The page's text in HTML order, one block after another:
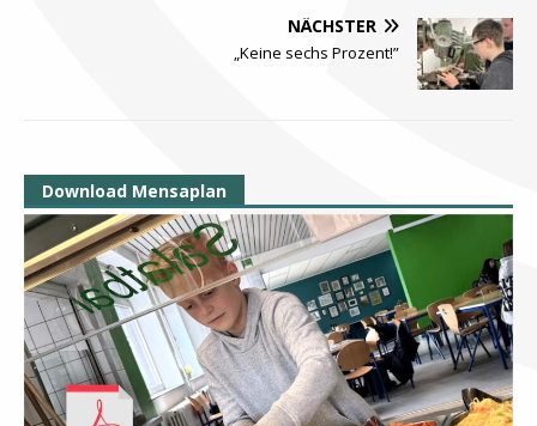
NÄCHSTER
„Keine sechs Prozent!”
Download Mensaplan